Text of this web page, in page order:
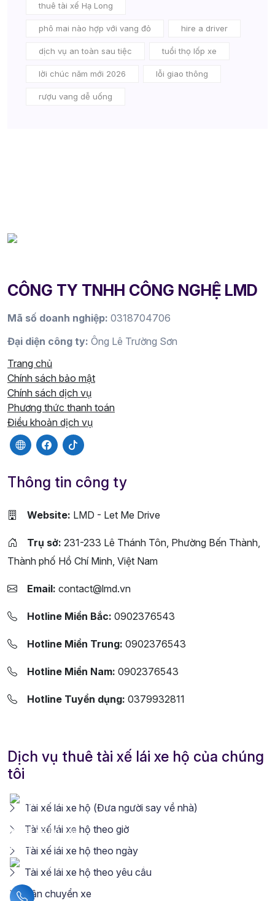
thuê tài xế Hạ Long
phô mai nào hợp với vang đỏ hire a driver
dịch vụ an toàn sau tiệc tuổi thọ lốp xe
lời chúc năm mới 2026 lỗi giao thông
rượu vang dễ uống
CÔNG TY TNHH CÔNG NGHỆ LMD
Mã số doanh nghiệp: 0318704706
Đại diện công ty: Ông Lê Trường Sơn
Trang chủ
Chính sách bảo mật
Chính sách dịch vụ
Phương thức thanh toán
Điều khoản dịch vụ
Thông tin công ty
Website: LMD - Let Me Drive
Trụ sở: 231-233 Lê Thánh Tôn, Phường Bến Thành,
Thành phố Hồ Chí Minh, Việt Nam
Email: contact@lmd.vn
Hotline Miền Bắc: 0902376543
Hotline Miền Trung: 0902376543
Hotline Miền Nam: 0902376543
Hotline Tuyển dụng: 0379932811
Dịch vụ thuê tài xế lái xe hộ của chúng
tôi
Tài xế lái xe hộ (Đưa người say về nhà)
Tài xế lái xe hộ theo giờ
Tài xế lái xe hộ theo ngày
Tài xế lái xe hộ theo yêu cầu
Vận chuyển xe
Liên hệ hotline